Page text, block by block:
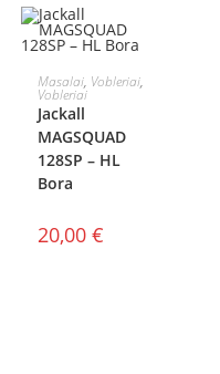
Į KREPŠELĮ
Masalai, Vobleriai,
Vobleriai
Jackall
MAGSQUAD
128SP – HL
Bora
20,00 €